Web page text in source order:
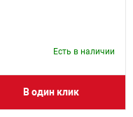
Есть в наличии
В один клик